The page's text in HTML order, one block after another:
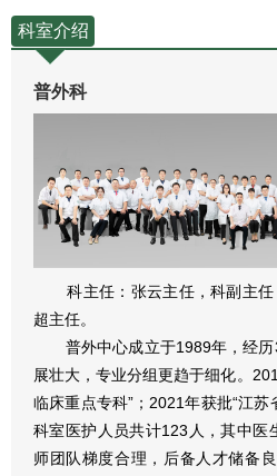
科室介绍
普外科
科主任：张云主任，科副主任
超主任。
普外中心成立于1989年，经历
展壮大，专业分组更趋于细化。
临床重点专科”；2021年获批“江苏
科室医护人员共计123人，其中医
师团队梯度合理，后备人才储备